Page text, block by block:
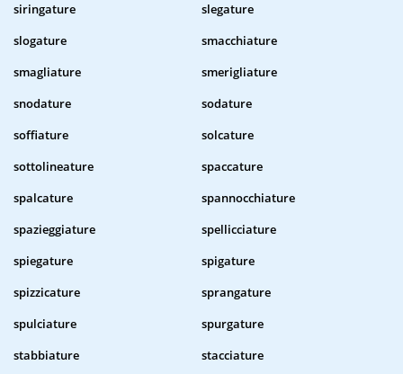
siringature
slegature
slogature
smacchiature
smagliature
smerigliature
snodature
sodature
soffiature
solcature
sottolineature
spaccature
spalcature
spannocchiature
spazieggiature
spellicciature
spiegature
spigature
spizzicature
sprangature
spulciature
spurgature
stabbiature
stacciature